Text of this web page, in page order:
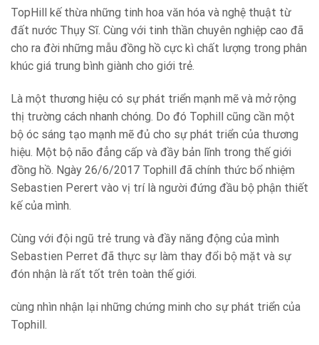
TopHill kế thừa những tinh hoa văn hóa và nghệ thuật từ
đất nước Thụy Sĩ. Cùng với tinh thần chuyên nghiệp cao đã
cho ra đời những mẫu đồng hồ cực kì chất lượng trong phân
khúc giá trung bình giành cho giới trẻ.
Là một thương hiệu có sự phát triển mạnh mẽ và mở rộng
thị trường cách nhanh chóng. Do đó Tophill cũng cần một
bộ óc sáng tạo mạnh mẽ đủ cho sự phát triển của thương
hiệu. Một bộ não đẳng cấp và đầy bản lĩnh trong thế giới
đồng hồ. Ngày 26/6/2017 Tophill đã chính thức bổ nhiệm
Sebastien Perert vào vị trí là người đứng đầu bộ phận thiết
kế của mình.
Cùng với đội ngũ trẻ trung và đầy năng động của mình
Sebastien Perret đã thực sự làm thay đổi bộ mặt và sự
đón nhận là rất tốt trên toàn thế giới.
cùng nhìn nhận lại những chứng minh cho sự phát triển của
Tophill.